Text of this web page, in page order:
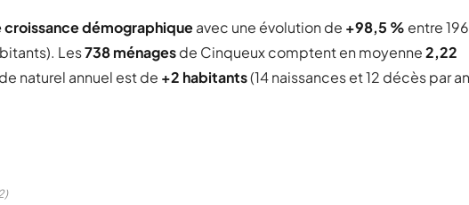
démographiqueavec une évolution de +98,5 % entre
Les738 ménagesde Cinqueux comptent en moyenne2,22
naturel annuel est de +2 habitants(14 naissances et 12 décès par